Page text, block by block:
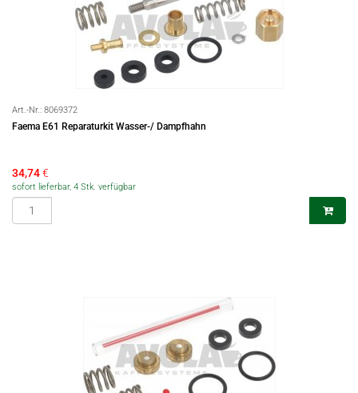
Art.-Nr.: 8069372
Faema E61 Reparaturkit Wasser-/ Dampfhahn
34,74€
sofort lieferbar, 4 Stk. verfügbar